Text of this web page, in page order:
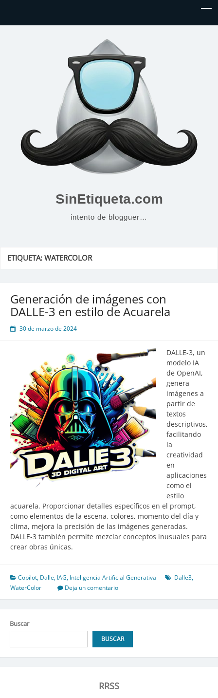
SinEtiqueta.com
intento de blogguer…
ETIQUETA:WATERCOLOR
Generación de imágenes con
DALLE-3 en estilo de Acuarela
30 de marzo de 2024
DALLE-3, un
modelo IA
de OpenAI,
genera
imágenes a
partir de
textos
descriptivos,
facilitando
la
creatividad
en
aplicaciones
como el
estilo
acuarela. Proporcionar detalles específicos en el prompt,
como elementos de la escena, colores, momento del día y
clima, mejora la precisión de las imágenes generadas.
DALLE-3 también permite mezclar conceptos inusuales para
crear obras únicas.
Copilot, Dalle, IAG, Inteligencia Artificial Generativa Dalle3,
WaterColor
Deja un comentario
Buscar
BUSCAR
RRSS